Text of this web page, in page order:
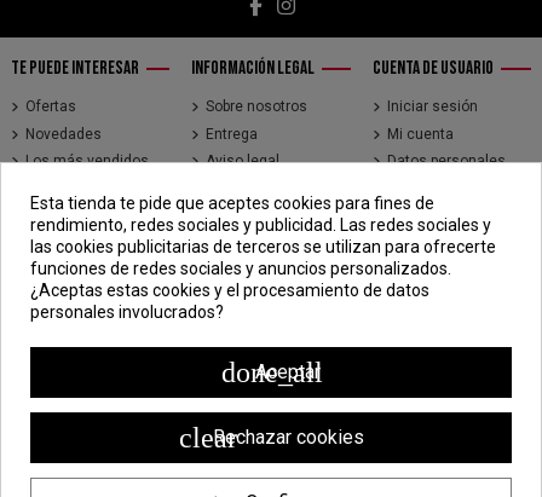
TE PUEDE INTERESAR
Ofertas
Novedades
Los más vendidos
INFORMACIÓN LEGAL
Sobre nosotros
Entrega
Aviso legal
condiciones de uso
Pago seguro
CUENTA DE USUARIO
Iniciar sesión
Mi cuenta
Datos personales
Direcciones
Seguimiento de
pedidos de clientes
invitados
CONTÁCTENOS
CDV - Componentes Diesel Vidal
998 304 695 | 988 338 835
Esta tienda te pide que aceptes cookies para fines de
rendimiento, redes sociales y publicidad. Las redes sociales y
las cookies publicitarias de terceros se utilizan para ofrecerte
funciones de redes sociales y anuncios personalizados.
¿Aceptas estas cookies y el procesamiento de datos
personales involucrados?
done_all
Aceptar
clearRechazar cookies